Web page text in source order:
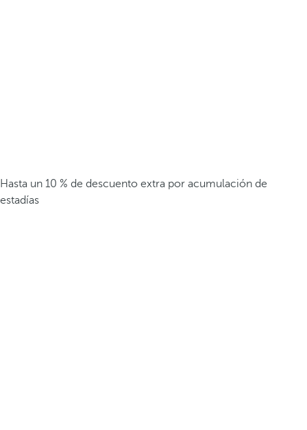
Hasta un 10 % de descuento extra por acumulación de
estadías